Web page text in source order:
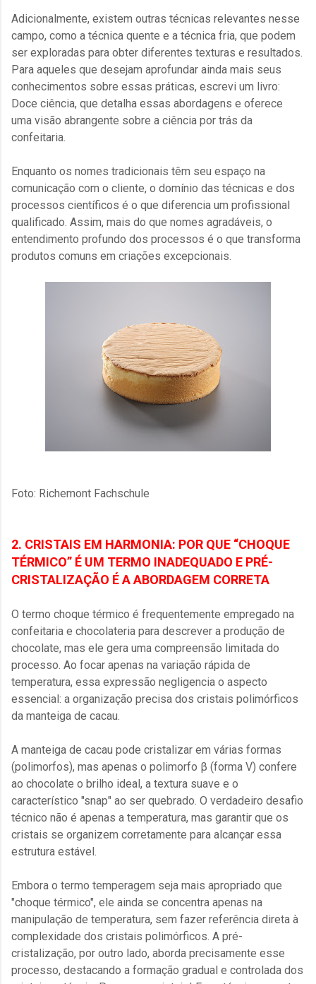
Adicionalmente, existem outras técnicas relevantes nesse
campo, como a técnica quente e a técnica fria, que podem
ser exploradas para obter diferentes texturas e resultados.
Para aqueles que desejam aprofundar ainda mais seus
conhecimentos sobre essas práticas, escrevi um livro:
Doce ciência, que detalha essas abordagens e oferece
uma visão abrangente sobre a ciência por trás da
confeitaria.
Enquanto os nomes tradicionais têm seu espaço na
comunicação com o cliente, o domínio das técnicas e dos
processos científicos é o que diferencia um profissional
qualificado. Assim, mais do que nomes agradáveis, o
entendimento profundo dos processos é o que transforma
produtos comuns em criações excepcionais.
Foto: Richemont Fachschule
2. CRISTAIS EM HARMONIA: POR QUE “CHOQUE
TÉRMICO” É UM TERMO INADEQUADO E PRÉ-
CRISTALIZAÇÃO É A ABORDAGEM CORRETA
O termo choque térmico é frequentemente empregado na
confeitaria e chocolateria para descrever a produção de
chocolate, mas ele gera uma compreensão limitada do
processo. Ao focar apenas na variação rápida de
temperatura, essa expressão negligencia o aspecto
essencial: a organização precisa dos cristais polimórficos
da manteiga de cacau.
A manteiga de cacau pode cristalizar em várias formas
(polimorfos), mas apenas o polimorfo β (forma V) confere
ao chocolate o brilho ideal, a textura suave e o
característico "snap" ao ser quebrado. O verdadeiro desafio
técnico não é apenas a temperatura, mas garantir que os
cristais se organizem corretamente para alcançar essa
estrutura estável.
Embora o termo temperagem seja mais apropriado que
"choque térmico", ele ainda se concentra apenas na
manipulação de temperatura, sem fazer referência direta à
complexidade dos cristais polimórficos. A pré-
cristalização, por outro lado, aborda precisamente esse
processo, destacando a formação gradual e controlada dos